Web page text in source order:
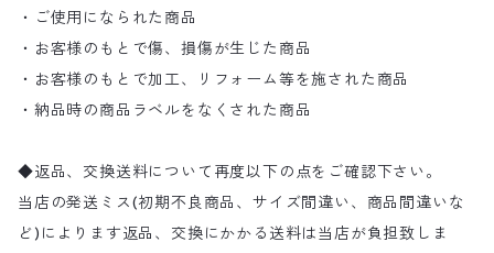
・ご使用になられた商品
・お客様のもとで傷、損傷が生じた商品
・お客様のもとで加工、リフォーム等を施された商品
・納品時の商品ラベルをなくされた商品
◆返品、交換送料について再度以下の点をご確認下さい。
当店の発送ミス(初期不良商品、サイズ間違い、商品間違いな
ど)によります返品、交換にかかる送料は当店が負担致しま